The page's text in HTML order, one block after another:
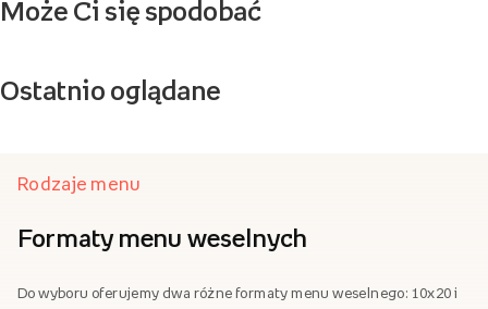
Może Ci się spodobać